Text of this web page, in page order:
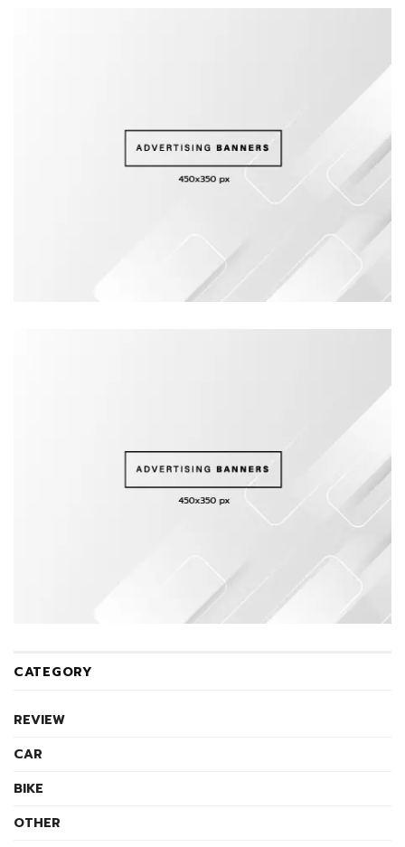
CATEGORY
REVIEW
CAR
BIKE
OTHER